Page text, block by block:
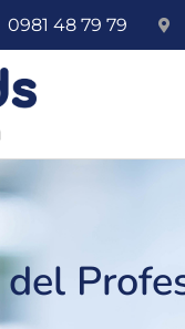
0981 48 79 79